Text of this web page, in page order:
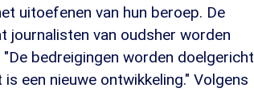
uitoefenen van hun beroep. De
journalisten van oudsher worden
bedreigingen worden doelgericht
een nieuwe ontwikkeling." Volgens